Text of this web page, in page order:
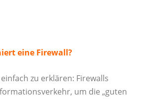
eine Firewall?
zu erklären: Firewalls
um die „guten